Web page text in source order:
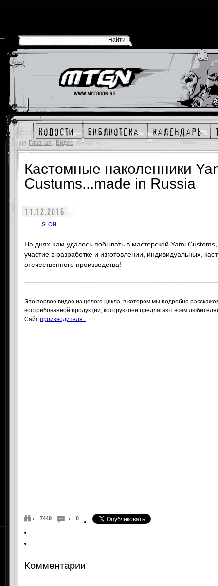
новости библиотека календарь
Главная / Видео
Кастомные наколенники
Custums...made in Russia
11.12.2016
SLON
На днях нам удалось побывать в мастерской Yami
участие в разработке и изготовлении, индивидуальных,
отечественного производства!
Это первое видео из целого цикла, в котором мы подробно
востребованной продукции, которую они предлагают всем
Сайт производителя
7449 0
Комментарии